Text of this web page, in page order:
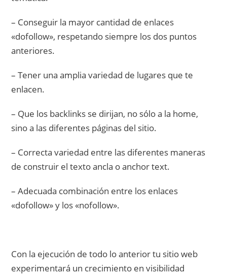
– Conseguir la mayor cantidad de enlaces
«dofollow», respetando siempre los dos puntos
anteriores.
– Tener una amplia variedad de lugares que te
enlacen.
– Que los backlinks se dirijan, no sólo a la home,
sino a las diferentes páginas del sitio.
– Correcta variedad entre las diferentes maneras
de construir el texto ancla o anchor text.
– Adecuada combinación entre los enlaces
«dofollow» y los «nofollow».
Con la ejecución de todo lo anterior tu sitio web
experimentará un crecimiento en visibilidad